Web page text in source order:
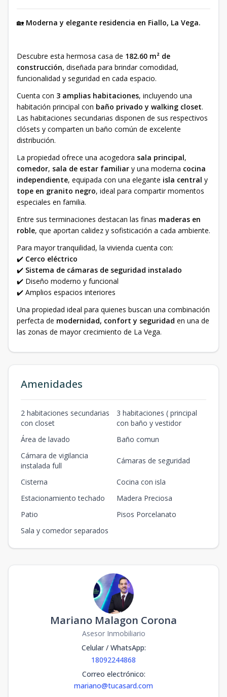
🏡 Moderna y elegante residencia en Fiallo, La Vega.
Descubre esta hermosa casa de 182.60 m² de
construcción, diseñada para brindar comodidad,
funcionalidad y seguridad en cada espacio.
Cuenta con 3 amplias habitaciones, incluyendo una
habitación principal con baño privado y walking closet.
Las habitaciones secundarias disponen de sus respectivos
clósets y comparten un baño común de excelente
distribución.
La propiedad ofrece una acogedora sala principal,
comedor, sala de estar familiar y una moderna cocina
independiente, equipada con una elegante isla central y
tope en granito negro, ideal para compartir momentos
especiales en familia.
Entre sus terminaciones destacan las finas maderas en
roble, que aportan calidez y sofisticación a cada ambiente.
Para mayor tranquilidad, la vivienda cuenta con:
✔️ Cerco eléctrico
✔️ Sistema de cámaras de seguridad instalado
✔️ Diseño moderno y funcional
✔️ Amplios espacios interiores
Una propiedad ideal para quienes buscan una combinación
perfecta de modernidad, confort y seguridad en una de
las zonas de mayor crecimiento de La Vega.
Amenidades
2 habitaciones secundarias
con closet
3 habitaciones ( principal
con baño y vestidor
Área de lavado
Baño comun
Cámara de vigilancia
instalada full
Cámaras de seguridad
Cisterna
Cocina con isla
Estacionamiento techado
Madera Preciosa
Patio
Pisos Porcelanato
Sala y comedor separados
Mariano Malagon Corona
Asesor Inmobiliario
Celular / WhatsApp:
18092244868
Correo electrónico:
mariano@tucasard.com